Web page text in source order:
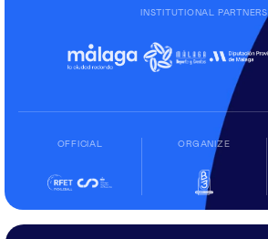
INSTITUTIONAL PARTNERS
OFFICIAL ORGANIZE